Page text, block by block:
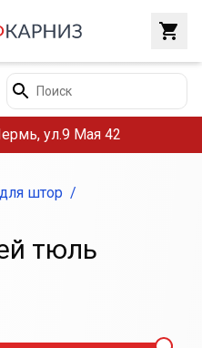
Поиск
ул.9 Мая 42
штор
тюль